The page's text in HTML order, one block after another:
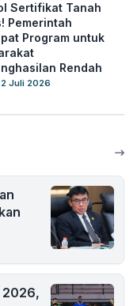
Sertifikat Tanah
Pemerintah
Program untuk
Rendah
Juli 2026
2026,